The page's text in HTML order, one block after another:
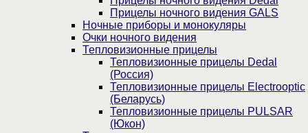
Прицелы ночного видения GALS
Ночные приборы и монокуляры
Очки ночного видения
Тепловизионные прицелы
Тепловизионные прицелы Dedal
(Россия)
Тепловизионные прицелы Electrooptic
(Беларусь)
Тепловизионные прицелы PULSAR
(Юкон)